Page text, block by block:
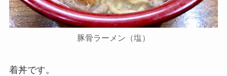
豚骨ラーメン（塩）
着丼です。